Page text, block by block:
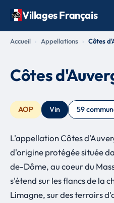
Villages Français
Accueil Appellations Côtes
Côtes
AOP Vin 59
L'appellation Côtes
d'origine protégée située
de-Dôme, au coeur du
s'étend sur les flancs de la
Limagne, sur des terroirs